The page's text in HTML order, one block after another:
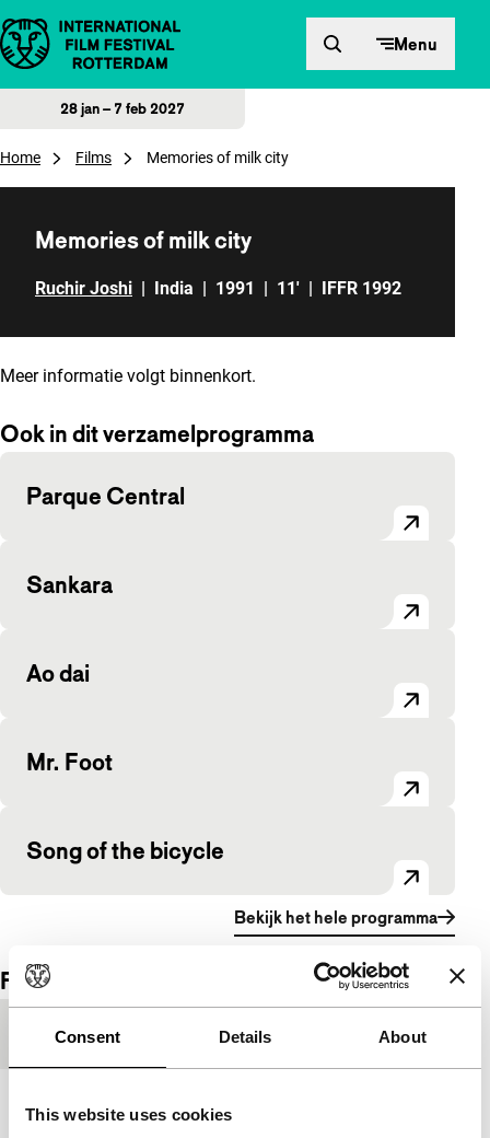
Consent Details About
This website uses cookies
Direct naar inhoud Menu
28 jan – 7 feb 2027
Home Films Memories of milk city
Memories of milk city
Ruchir Joshi | India | 1991 | 11' | IFFR 1992
Meer informatie volgt binnenkort.
Ook in dit verzamelprogramma
Parque Central
Sankara
Ao dai
Mr. Foot
Song of the bicycle
Bekijk het hele programma
Film details
Productieland
Jaar